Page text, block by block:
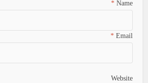
Name
*
Email
*
Website